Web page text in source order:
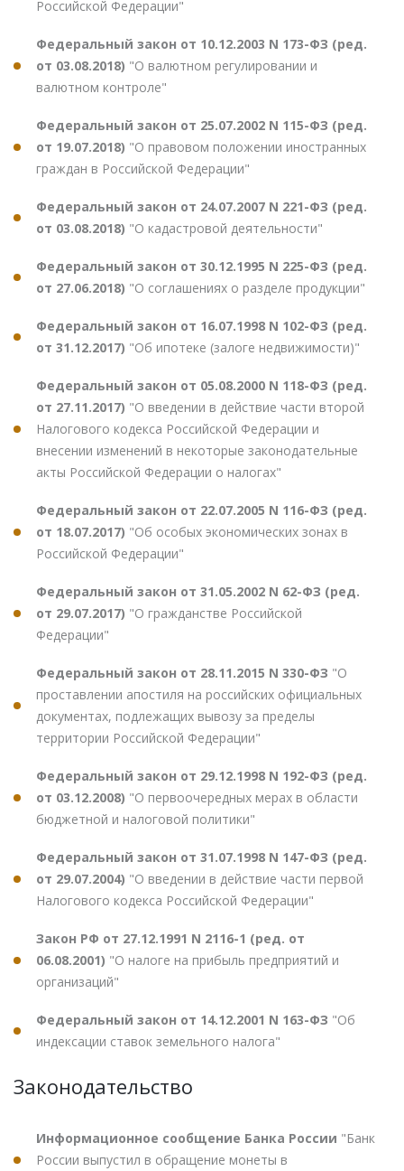
Российской Федерации"
Федеральный закон от 10.12.2003 N 173-ФЗ (ред.
от 03.08.2018) "О валютном регулировании и
валютном контроле"
Федеральный закон от 25.07.2002 N 115-ФЗ (ред.
от 19.07.2018) "О правовом положении иностранных
граждан в Российской Федерации"
Федеральный закон от 24.07.2007 N 221-ФЗ (ред.
от 03.08.2018) "О кадастровой деятельности"
Федеральный закон от 30.12.1995 N 225-ФЗ (ред.
от 27.06.2018) "О соглашениях о разделе продукции"
Федеральный закон от 16.07.1998 N 102-ФЗ (ред.
от 31.12.2017) "Об ипотеке (залоге недвижимости)"
Федеральный закон от 05.08.2000 N 118-ФЗ (ред.
от 27.11.2017) "О введении в действие части второй
Налогового кодекса Российской Федерации и
внесении изменений в некоторые законодательные
акты Российской Федерации о налогах"
Федеральный закон от 22.07.2005 N 116-ФЗ (ред.
от 18.07.2017) "Об особых экономических зонах в
Российской Федерации"
Федеральный закон от 31.05.2002 N 62-ФЗ (ред.
от 29.07.2017) "О гражданстве Российской
Федерации"
Федеральный закон от 28.11.2015 N 330-ФЗ "О
проставлении апостиля на российских официальных
документах, подлежащих вывозу за пределы
территории Российской Федерации"
Федеральный закон от 29.12.1998 N 192-ФЗ (ред.
от 03.12.2008) "О первоочередных мерах в области
бюджетной и налоговой политики"
Федеральный закон от 31.07.1998 N 147-ФЗ (ред.
от 29.07.2004) "О введении в действие части первой
Налогового кодекса Российской Федерации"
Закон РФ от 27.12.1991 N 2116-1 (ред. от
06.08.2001) "О налоге на прибыль предприятий и
организаций"
Федеральный закон от 14.12.2001 N 163-ФЗ "Об
индексации ставок земельного налога"
Законодательство
Информационное сообщение Банка России "Банк
России выпустил в обращение монеты в